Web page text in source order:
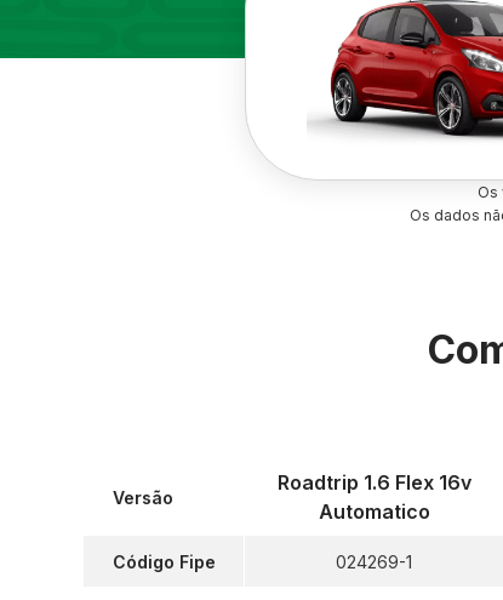
Os
Os dados
Versão
Código Fipe
Roadtrip 1.6 Flex 16v
Automatico
024269-1